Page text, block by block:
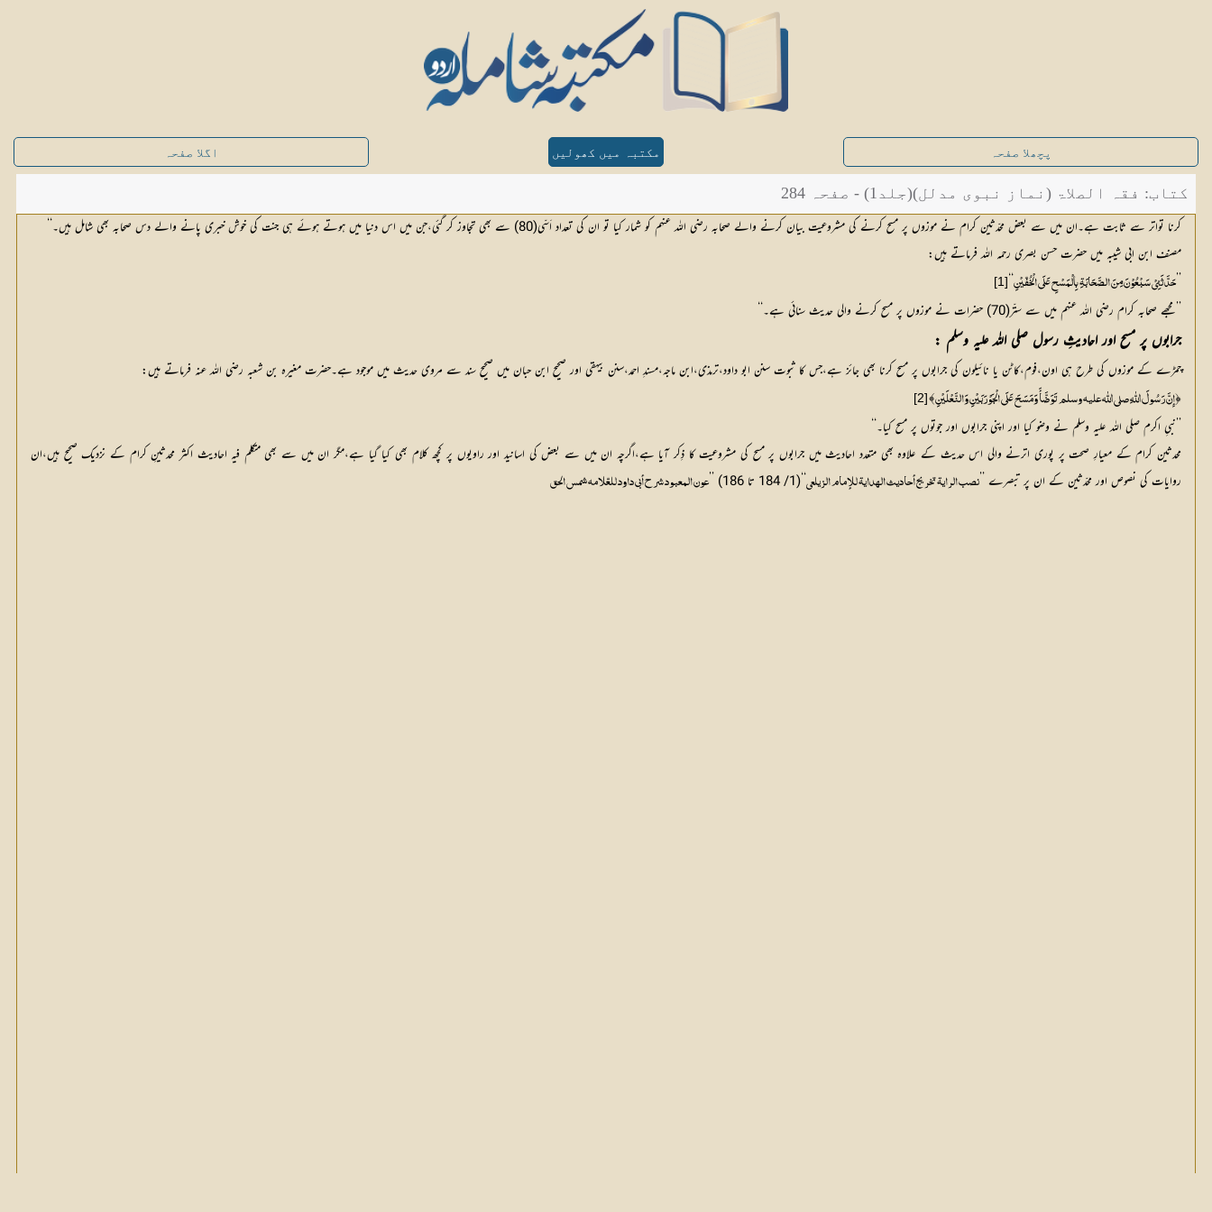
پچھلا صفحہ مکتبہ میں کھولیں اگلا صفحہ
کتاب: فقہ الصلاۃ (نماز نبوی مدلل)(جلد1) - صفحہ 284
کرنا تواتر سے ثابت ہے۔ان میں سے بعض محدّثین کرام نے موزوں پر مسح کرنے کی مشروعیت بیان کرنے والے صحابہ رضی اللہ عنہم کو شمار کیا تو ان کی تعداد اَسّی(80) سے بھی تجاوز کر گئی،جن میں اس دنیا میں ہوتے ہوئے ہی جنت کی خوش خبری پانے والے دس صحابہ بھی شامل ہیں۔‘‘
مصنف ابن ابی شیبہ میں حضرت حسن بصری رحمہ اللہ فرماتے ہیں:
’’حَدَّثَنِيْ سَبْعُوْنَ مِنَ الصَّحَابَۃِ بِالْمَسْحِ عَلَی الْخُفّیْنِ [1]
’’مجھے صحابہ کرام رضی اللہ عنہم میں سے ستّر(70) حضرات نے موزوں پر مسح کرنے والی حدیث سنائی ہے۔‘‘
جرابوں پر مسح اور احادیثِ رسول صلی اللہ علیہ وسلم :
چمڑے کے موزوں کی طرح ہی اون،فوم،کاٹن یا نائیلون کی جرابوں پر مسح کرنا بھی جائز ہے،جس کا ثبوت سنن ابو داود،ترمذی،ابن ماجہ،مسندِ احمد،سنن بیہقی اور صحیح ابن حبان میں صحیح سند سے مروی حدیث میں موجود ہے۔حضرت مغیرہ بن شعبہ رضی اللہ عنہ فرماتے ہیں:
﴿إِنَّ رَسُولَ اللّٰہِ صلی اللّٰه علیہ وسلم تَوَضَّأَ وَمَسَحَ عَلَی الْجَوْرَبَیْنِ وَالنَّعْلَیْنِ﴾[2]
’’نبیِ اکرم صلی اللہ علیہ وسلم نے وضو کیا اور اپنی جرابوں اور جوتوں پر مسح کیا۔‘‘
محدثین کرام کے معیارِ صحت پر پوری اترنے والی اس حدیث کے علاوہ بھی متعدد احادیث میں جرابوں پر مسح کی مشروعیت کا ذِکر آیا ہے،اگرچہ ان میں سے بعض کی اسانید اور راویوں پر کچھ کلام بھی کیا گیا ہے،مگر ان میں سے بھی متکلم فیہ احادیث اکثر محدثینِ کرام کے نزدیک صحیح ہیں،ان
روایات کی نصوص اور محدّثین کے ان پر تبصرے ’’
نصب الرایۃ تخریج أحادیث الہدایۃ للإمام الزیلعي ‘‘(1/ 184 تا 186) ’’ عون المعبود شرح أبي داود للعّلامہ شمس الحق